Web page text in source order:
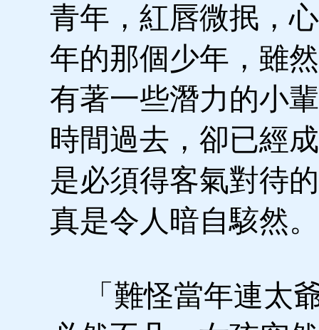
青年，紅唇微抿，
年的那個少年，雖
有著一些潛力的小
時間過去，卻已經
是必須得客氣對待
真是令人暗自駭然。
「難怪當年連太